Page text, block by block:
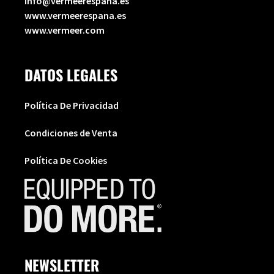
www.vermeerespana.es
www.vermeer.com
DATOS LEGALES
Política De Privacidad
Condiciones de Venta
Política De Cookies
NEWSLETTER